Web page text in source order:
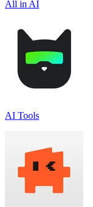
All in AI
AI Tools